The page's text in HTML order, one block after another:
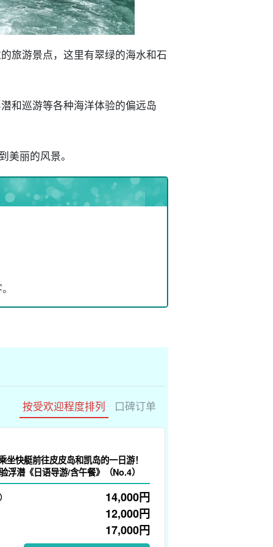
旅游景点，这里有翠绿的海水和石
和巡游等各种海洋体验的偏远岛
丽的风景。
按受欢迎程度排列 口碑订单
坐快艇前往皮皮岛和凯岛的一日游！
浮潜《日语导游/含午餐》（No.4）
14,000円
12,000円
17,000円